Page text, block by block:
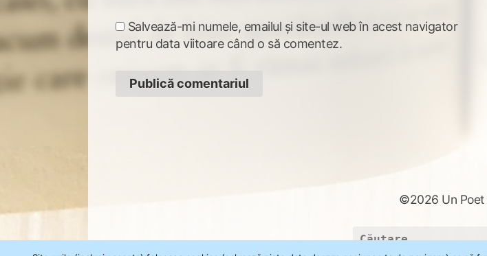
Salvează-mi numele, emailul și site-ul web în acest navigator
pentru data viitoare când o să comentez.
©2026 Un Poet
Caută